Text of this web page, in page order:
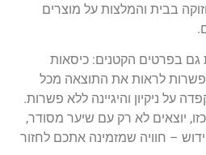
בבית והמלצות על מוצרים
גם בפרטים הקטנים: כיסאות
לראות את התוצאה מכל
על ניקיון והיגיינה ללא פשרות.
יוצאים לא רק עם שיער מסודר,
– חוויה שמזמינה אתכם לחזור